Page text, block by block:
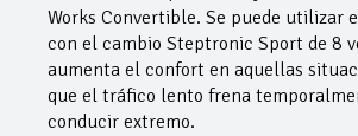
Works Convertible. Se puede utilizar
con el cambio Steptronic Sport de 8
aumenta el confort en aquellas
que el tráfico lento frena
conducir extremo.